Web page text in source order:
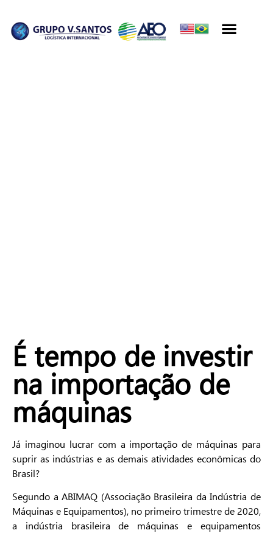
É tempo de investir
na importação de
máquinas
Já imaginou lucrar com a importação de máquinas para
suprir as indústrias e as demais atividades econômicas do
Brasil?
Segundo a ABIMAQ (Associação Brasileira da Indústria de
Máquinas e Equipamentos), no primeiro trimestre de 2020,
a indústria brasileira de máquinas e equipamentos